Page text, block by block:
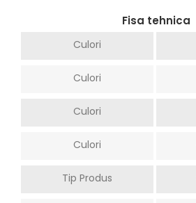
Fisa tehnica
Culori
Culori
Culori
Culori
Tip Produs